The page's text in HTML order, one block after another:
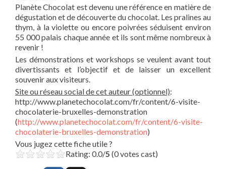
Planète Chocolat est devenu une référence en matière de
dégustation et de découverte du chocolat. Les pralines au
thym, à la violette ou encore poivrées séduisent environ
55 000 palais chaque année et ils sont même nombreux à
revenir !
Les démonstrations et workshops se veulent avant tout
divertissants et l’objectif et de laisser un excellent
souvenir aux visiteurs.
Site ou réseau social de cet auteur (optionnel):
http://www.planetechocolat.com/fr/content/6-visite-
chocolaterie-bruxelles-demonstration
(http://www.planetechocolat.com/fr/content/6-visite-
chocolaterie-bruxelles-demonstration)
Vous jugez cette fiche utile ?
Rating: 0.0/5 (0 votes cast)